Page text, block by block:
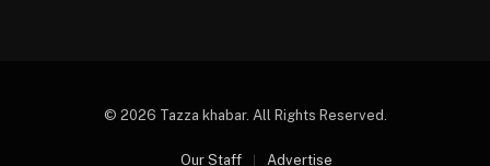
© 2026 Tazza khabar. All Rights Reserved.
Our Staff Advertise